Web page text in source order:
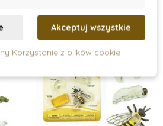
Promocja
Akceptuj wszystkie
Korzystanie z plików cookie